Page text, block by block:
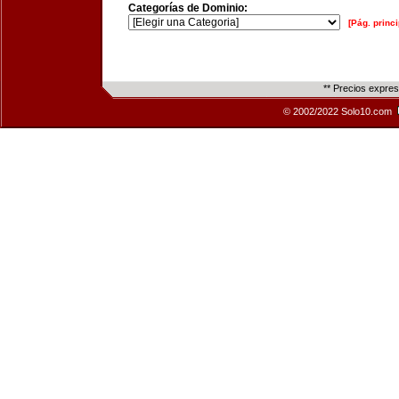
Categorías de Dominio:
[Pág.
** Precios
© 2002/2022 Solo10.com